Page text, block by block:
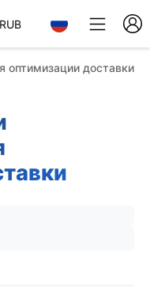
RUB
оптимизации доставки